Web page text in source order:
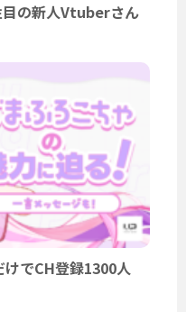
目の新人Vtuberさん
でCH登録1300人